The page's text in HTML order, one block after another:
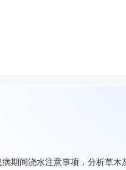
期间浇水注意事项，分析草